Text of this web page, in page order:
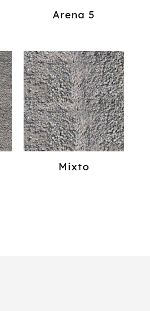
Arena 5
Mixto